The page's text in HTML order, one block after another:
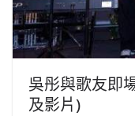
吳彤與歌友即
及影片)